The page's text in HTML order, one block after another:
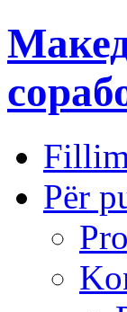
Për